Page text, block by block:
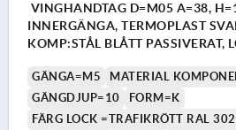
VINGHANDTAG D=M05 A=38,
INNERGÄNGA, TERMOPLAST
KOMP:STÅL BLÅTT PASSIVERAT,
GÄNGA=M5
MATERIAL
GÄNGDJUP=10
FORM=K
FÄRG LOCK =TRAFIKRÖTT RAL